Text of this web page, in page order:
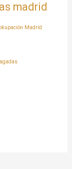
madrid
Madrid